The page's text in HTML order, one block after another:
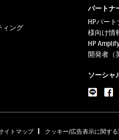
ィング
パートナ
HPパー
様向け情
HP
開発者（
ソーシャ
イトマップ |
クッキー/広告表示に関する